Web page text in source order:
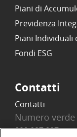
Piani di
Previdenza
Piani Individuali
Fondi ESG
Contatti
Contatti
Numero
800 097 097